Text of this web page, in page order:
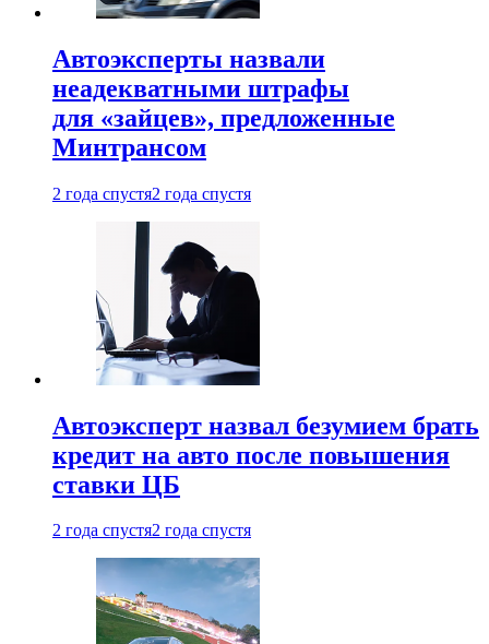
Автоэксперты назвали
неадекватными штрафы
для «зайцев», предложенные
Минтрансом
2 года спустя2 года спустя
Автоэксперт назвал безумием брать
кредит на авто после повышения
ставки ЦБ
2 года спустя2 года спустя